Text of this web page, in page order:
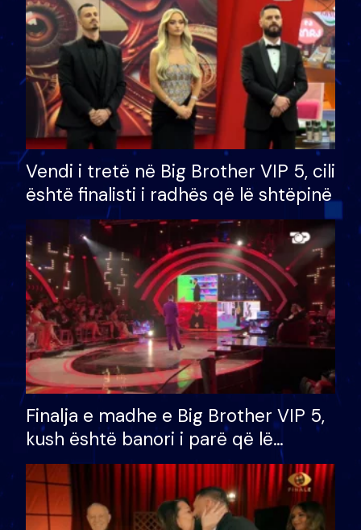
Vendi i tretë në Big Brother VIP 5, cili
është finalisti i radhës që lë shtëpinë
Finalja e madhe e Big Brother VIP 5,
kush është banori i parë që lë
shtëpinë dhe humb mundësinë për
të fituar çmimin e madh